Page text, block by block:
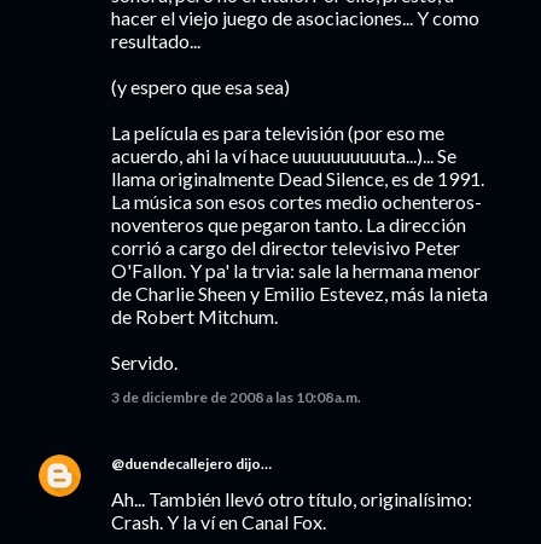
hacer el viejo juego de asociaciones... Y como
resultado...
(y espero que esa sea)
La película es para televisión (por eso me
acuerdo, ahi la ví hace uuuuuuuuuuta...)... Se
llama originalmente Dead Silence, es de 1991.
La música son esos cortes medio ochenteros-
noventeros que pegaron tanto. La dirección
corrió a cargo del director televisivo Peter
O'Fallon. Y pa' la trvia: sale la hermana menor
de Charlie Sheen y Emilio Estevez, más la nieta
de Robert Mitchum.
Servido.
3 de diciembre de 2008 a las 10:08 a.m.
@duendecallejero dijo…
Ah... También llevó otro título, originalísimo:
Crash. Y la ví en Canal Fox.